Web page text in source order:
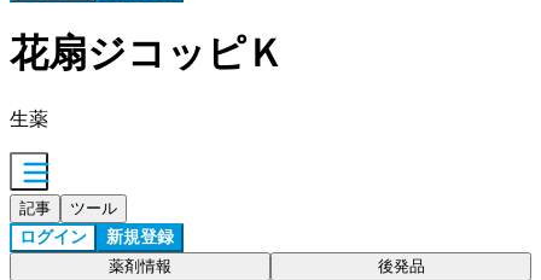
花扇ジコッピＫ
生薬
記事 ツール
ログイン 新規登録
薬剤情報 後発品